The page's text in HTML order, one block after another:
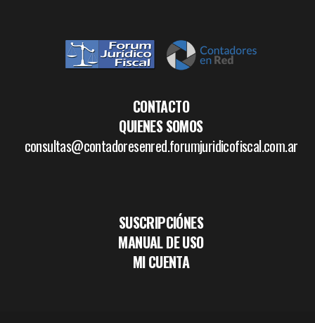
CONTACTO
QUIENES SOMOS
consultas@contadoresenred.forumjuridicofiscal.com.ar
SUSCRIPCIÓNES
MANUAL DE USO
MI CUENTA